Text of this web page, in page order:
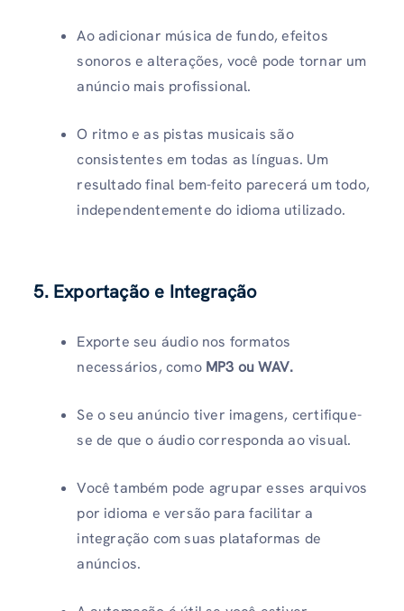
Ao adicionar música de fundo, efeitos
sonoros e alterações, você pode tornar um
anúncio mais profissional.
O ritmo e as pistas musicais são
consistentes em todas as línguas. Um
resultado final bem-feito parecerá um todo,
independentemente do idioma utilizado.
5. Exportação e Integração
Exporte seu áudio nos formatos
necessários, como MP3 ou WAV.
Se o seu anúncio tiver imagens, certifique-
se de que o áudio corresponda ao visual.
Você também pode agrupar esses arquivos
por idioma e versão para facilitar a
integração com suas plataformas de
anúncios.